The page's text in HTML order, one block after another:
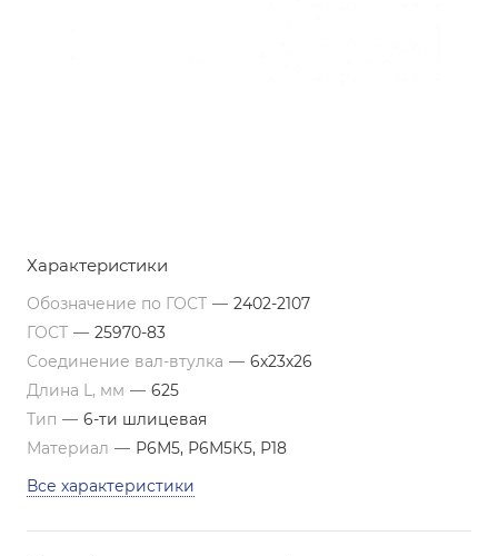
Характеристики
Обозначение по ГОСТ — 2402-2107
ГОСТ — 25970-83
Соединение вал-втулка — 6х23х26
Длина L, мм — 625
Тип — 6-ти шлицевая
Материал — Р6М5, Р6М5К5, Р18
Все характеристики